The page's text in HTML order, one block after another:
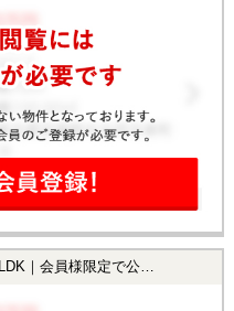
会員様限定で公開中！】